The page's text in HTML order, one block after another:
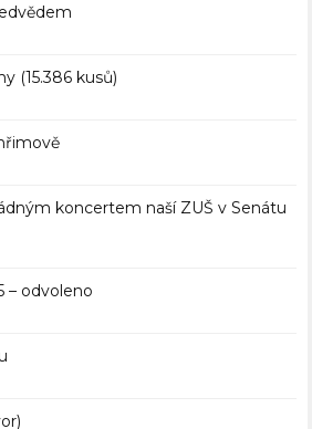
(15.386 kusů)
koncertem naší ZUŠ v Senátu
– odvoleno